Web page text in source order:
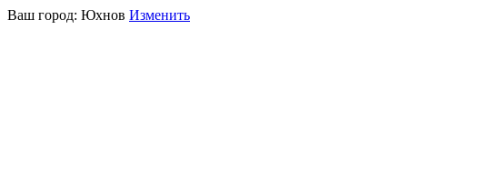
Ваш город: Юхнов Изменить